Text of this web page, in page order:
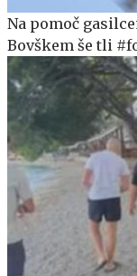
Na pomoč
Bovškem še tli